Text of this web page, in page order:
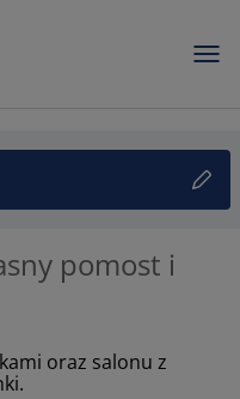
pomost i
oraz salonu z